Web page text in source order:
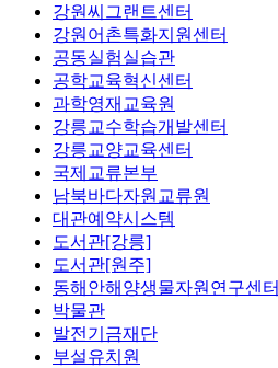
강원씨그랜트센터
강원어촌특화지원센터
공동실험실습관
공학교육혁신센터
과학영재교육원
강릉교수학습개발센터
강릉교양교육센터
국제교류본부
남북바다자원교류원
대관예약시스템
도서관[강릉]
도서관[원주]
동해안해양생물자원연구센터
박물관
발전기금재단
부설유치원